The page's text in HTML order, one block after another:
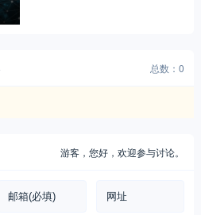
总数：0
游客，您好，欢迎参与讨论。